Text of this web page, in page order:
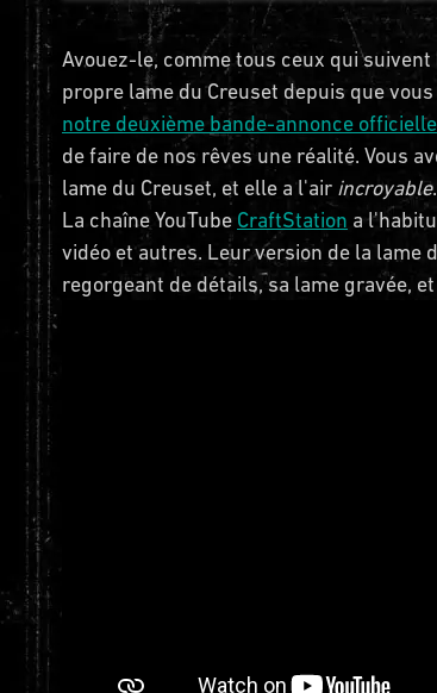
Avouez-le, comme tous ceux qui
propre lame du Creuset depuis que
notre deuxième bande-annonce officielle
de faire de nos rêves une réalité. Vous
lame du Creuset, et elle a l'air incroyable.
La chaîne YouTube CraftStation a
vidéo et autres. Leur version de la lame
regorgeant de détails, sa lame gravée,